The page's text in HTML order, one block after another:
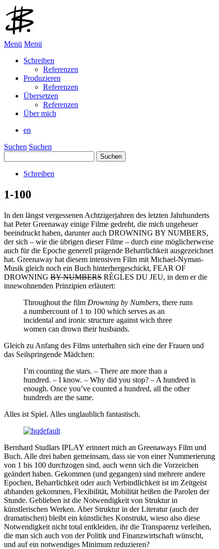
Menü Menü
Schreiben
Referenzen
Produzieren
Referenzen
Übersetzen
Referenzen
Über mich
en
Suchen Suchen
nach:
Schreiben
1-100
In den längst vergessenen Achtzigerjahren des letzten Jahrhunderts
hat Peter Greenaway einige Filme gedreht, die mich ungeheuer
beeindruckt haben, darunter auch DROWNING BY NUMBERS,
der sich – wie die übrigen dieser Filme – durch eine möglicherweise
auch für die Epoche generell prägende Beharrlichkeit ausgezeichnet
hat. Greenaway hat diesem intensiven Film mit Michael-Nyman-
Musik gleich noch ein Buch hinterhergeschickt, FEAR OF
DROWNING BY NUMBERS RÈGLES DU JEU, in dem er die
innewohnenden Prinzipien erläutert:
Throughout the film Drowning by Numbers, there runs
a numbercount of 1 to 100 which serves as an
incidental and ironic structure against wich three
women can drown their husbands.
Gleich zu Anfang des Films unterhalten sich eine der Frauen und
das Seilspringende Mädchen:
I’m counting the stars. – There are more than a
hundred. – I know. – Why did you stop? – A hundred is
enough. Once you’ve counted a hundred, all the other
hundreds are the same.
Alles ist Spiel. Alles unglaublich fantastisch.
Bernhard Studlars IPLAY erinnert mich an Greenaways Film und
Buch. Alle drei haben gemeinsam, dass sie von einer Nummerierung
von 1 bis 100 durchzogen sind, auch wenn sich die Vorzeichen
geändert haben. Gekommen (und gegangen) sind mehrere andere
Epochen, Beharrlichkeit oder auch Verbindlichkeit ist im Zeitgeist
abhanden gekommen, Flexibilität, Mobilität heißen die Parolen der
Stunde. Geblieben ist die Notwendigkeit von Struktur in
künstlerischen Werken. Aber Struktur in der Literatur (auch der
dramatischen) bleibt ein künstliches Konstrukt, wieso also diese
Notwendigkeit nicht total entkleiden, ihr die Transparenz verleihen,
die man sich auch von der Politik und Finanzwirtschaft wünscht,
und auf ein notwendiges Minimum reduzieren?